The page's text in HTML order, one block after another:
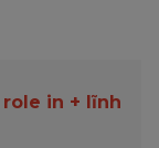
in + lĩnh